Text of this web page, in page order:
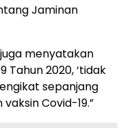
Jaminan
menyatakan
Tahun 2020, ‘tidak
sepanjang
Covid-19.”